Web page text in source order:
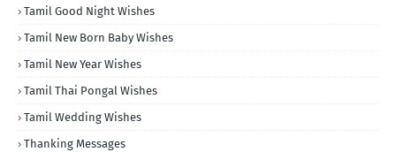
Tamil Good Night Wishes
Tamil New Born Baby Wishes
Tamil New Year Wishes
Tamil Thai Pongal Wishes
Tamil Wedding Wishes
Thanking Messages